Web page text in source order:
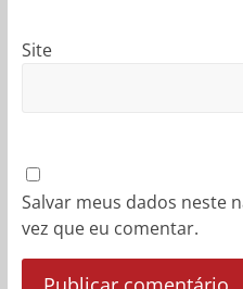
Site
Salvar meus dados neste
vez que eu comentar.